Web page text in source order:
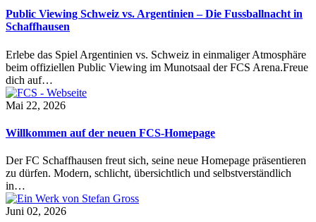
Public Viewing Schweiz vs. Argentinien – Die Fussballnacht in
Schaffhausen
Erlebe das Spiel Argentinien vs. Schweiz in einmaliger Atmosphäre
beim offiziellen Public Viewing im Munotsaal der FCS Arena.Freue
dich auf…
Mai 22, 2026
Willkommen auf der neuen FCS-Homepage
Der FC Schaffhausen freut sich, seine neue Homepage präsentieren
zu dürfen. Modern, schlicht, übersichtlich und selbstverständlich
in…
Juni 02, 2026